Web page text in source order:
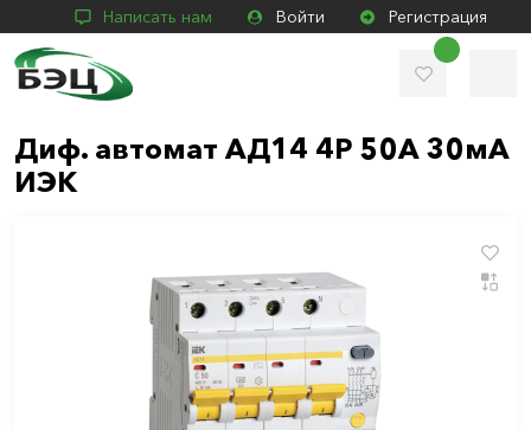
Написать нам Войти Регистрация
Диф. автомат АД14 4Р 50А 30мА
ИЭК